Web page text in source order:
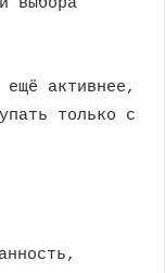
выбора
ещё активнее,
только с